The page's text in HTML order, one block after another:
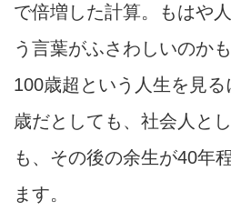
で倍増した計算。もはや
う言葉がふさわしいのか
100歳超という人生を見
歳だとしても、社会人と
も、その後の余生が40年
ます。